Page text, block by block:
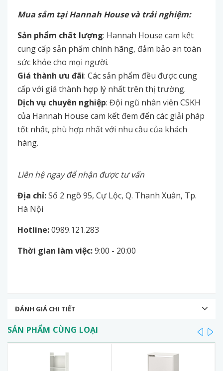
Mua sắm tại Hannah House và trải nghiệm:
Sản phẩm chất lượng: Hannah House cam kết
cung cấp sản phẩm chính hãng, đảm bảo an toàn
sức khỏe cho mọi người.
Giá thành ưu đãi: Các sản phẩm đều được cung
cấp với giá thành hợp lý nhất trên thị trường.
Dịch vụ chuyên nghiệp: Đội ngũ nhân viên CSKH
của Hannah House cam kết đem đến các giải pháp
tốt nhất, phù hợp nhất với nhu cầu của khách
hàng.
Liên hệ ngay để nhận được tư vấn
Địa chỉ:Số 2 ngõ 95, Cự Lộc, Q. Thanh Xuân, Tp.
Hà Nội
Hotline:0989.121.283
Thời gian làm việc:9:00 - 20:00
ĐÁNH GIÁ CHI TIẾT
SẢN PHẨM CÙNG LOẠI prev